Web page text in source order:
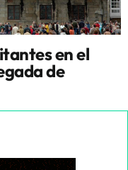
en el
de